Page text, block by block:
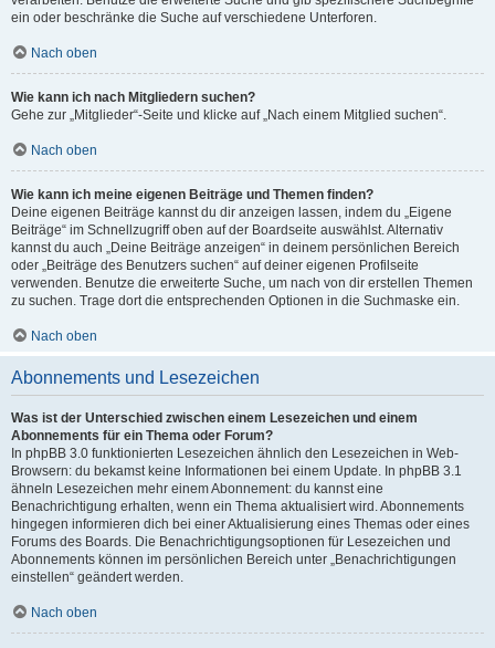
ein oder beschränke die Suche auf verschiedene Unterforen.
Nach oben
Wie kann ich nach Mitgliedern suchen?
Gehe zur „Mitglieder“-Seite und klicke auf „Nach einem Mitglied suchen“.
Nach oben
Wie kann ich meine eigenen Beiträge und Themen finden?
Deine eigenen Beiträge kannst du dir anzeigen lassen, indem du „Eigene
Beiträge“ im Schnellzugriff oben auf der Boardseite auswählst. Alternativ
kannst du auch „Deine Beiträge anzeigen“ in deinem persönlichen Bereich
oder „Beiträge des Benutzers suchen“ auf deiner eigenen Profilseite
verwenden. Benutze die erweiterte Suche, um nach von dir erstellen Themen
zu suchen. Trage dort die entsprechenden Optionen in die Suchmaske ein.
Nach oben
Abonnements und Lesezeichen
Was ist der Unterschied zwischen einem Lesezeichen und einem
Abonnements für ein Thema oder Forum?
In phpBB 3.0 funktionierten Lesezeichen ähnlich den Lesezeichen in Web-
Browsern: du bekamst keine Informationen bei einem Update. In phpBB 3.1
ähneln Lesezeichen mehr einem Abonnement: du kannst eine
Benachrichtigung erhalten, wenn ein Thema aktualisiert wird. Abonnements
hingegen informieren dich bei einer Aktualisierung eines Themas oder eines
Forums des Boards. Die Benachrichtigungsoptionen für Lesezeichen und
Abonnements können im persönlichen Bereich unter „Benachrichtigungen
einstellen“ geändert werden.
Nach oben